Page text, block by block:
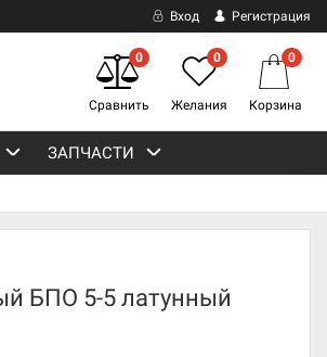
Вход Регистрация
0
Сравнить
0
Желания
0
Корзина
ЗАПЧАСТИ
БПО 5-5 латунный